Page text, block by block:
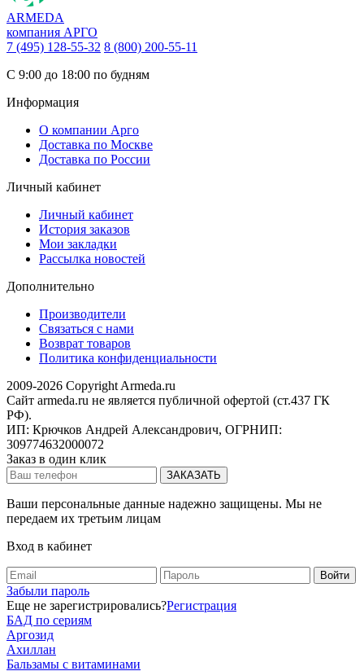
ARMEDA
компания АРГО
7 (495) 128-55-32 8 (800) 200-55-11
С 9:00 до 18:00 по будням
Информация
О компании Арго
Доставка по Москве
Доставка по России
Личный кабинет
Личный кабинет
История заказов
Мои закладки
Рассылка новостей
Дополнительно
Производители
Связаться с нами
Возврат товаров
Политика конфиденциальности
2009-2026 Copyright Armeda.ru
Сайт armeda.ru не является публичной офертой (ст.437 ГК
РФ).
ИП: Крючков Андрей Александрович, ОГРНИП:
309774632000072
Заказ в один клик
Ваши персональные данные надежно защищены. Мы не
передаем их третьим лицам
Вход в кабинет
Забыли пароль
Еще не зарегистрировались?Регистрация
БАД по сериям
Аргозид
Ахиллан
Бальзамы с витаминами